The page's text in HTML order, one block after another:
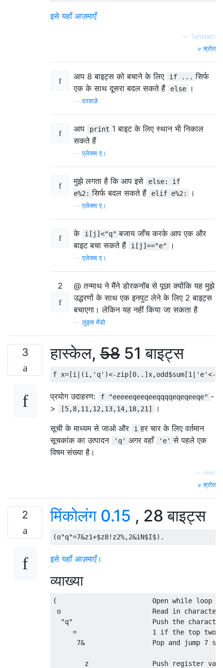
इसे यहाँ आज़माएँ
— TanMath
स्रोत
आप 8 बाइट्स को बचाने के लिए if ... सिर्फ
एक के साथ दूसरा बदल सकते हैं
else ।
—दरवाज़े
आप print 1 बाइट के लिए स्थान भी निकाल
सकते हैं
—एलेक्स ए।
मुझे लगता है कि आप इसे
else: if
e%2: सिर्फ बदल सकते हैं elif e%2: ।
—एलेक्स ए।
के i[j]<"q" बजाय जाँच करके आप एक और
बाइट बचा सकते हैं
i[j]=="e" ।
—एलेक्स ए।
2
@ तन्माथ ने मैंने डोरकनॉब से पूछा क्योंकि यह मुझे
उद्धरणों के साथ एक इनपुट लेने के लिए 2 बाइट्स
बचाएगा। लेकिन यह नहीं किया जा सकता है
—लुइस मेंडो
3 हास्केल, 58 51 बाइट्स
प्रयोग उदाहरण: f "eeeeeqeeqeeqqqqeqeqeeqe" -
>
[5,8,11,12,13,14,18,21]
।
सूची के माध्यम से जाओ और
i हर चार के लिए वर्तमान
सूचकांक का उत्पादन
'q' अगर वहाँ 'e' से पहले एक
विषम संख्या है।
nimi
स्रोत
2 मिंकोलंग 0.15 , 28 बाइट्स
इसे यहाँ आज़माएँ।
व्याख्या
(                        Open while loop
o                       Read in character
"q"                    Push the
=                   1 if the top two
7&                 Pop and jump 7
z                Push register